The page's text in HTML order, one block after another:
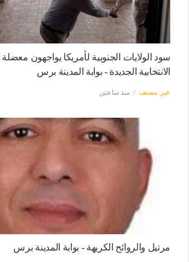
سود الولايات الجنوبية لأمريكا يواجهون
الانتخابية الجديدة - بوابة المدينة برس
غير مصنف منذ ساعتين
مرتيل والروائح الكريهة - بوابة المدينة برس